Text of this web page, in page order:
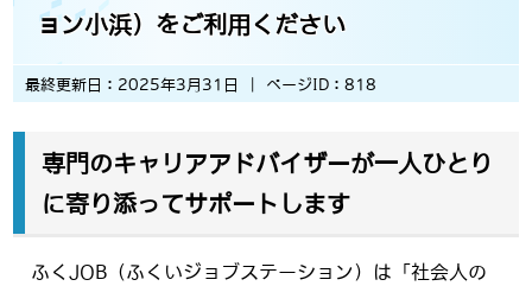
ョン小浜）をご利用ください
最終更新日：2025年3月31日 ページID：818
専門のキャリアアドバイザーが一人ひとり
に寄り添ってサポートします
ふくJOB（ふくいジョブステーション）は「社会人の